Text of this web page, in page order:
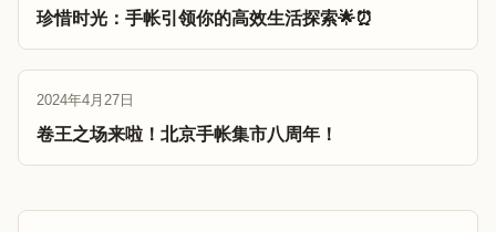
珍惜时光：手帐引领你的高效生活探索🌟⏰
2024年4月27日
卷王之场来啦！北京手帐集市八周年！